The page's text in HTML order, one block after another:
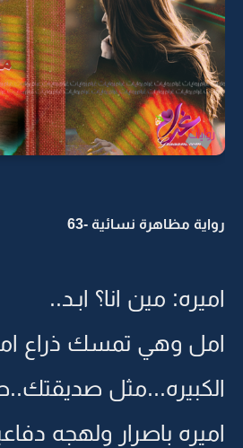
رواية مظاهرة نسائية -63
اميره: مين انا؟ ابـد..
امل وهي تمسك ذراع
الكبيره...مثل
اميره باصرار ولهجه